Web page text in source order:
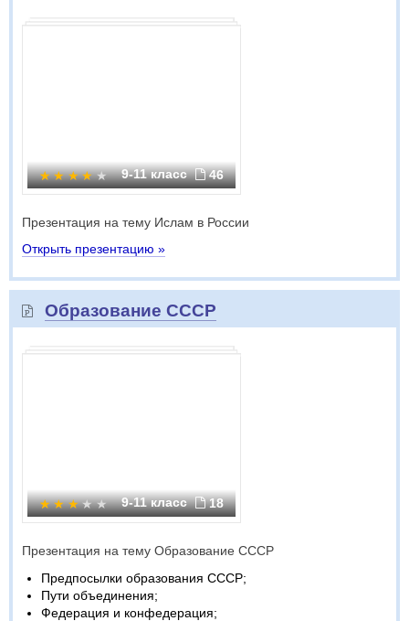
9-11 класс 46
Презентация на тему Ислам в России
Открыть презентацию »
Образование СССР
9-11 класс 18
Презентация на тему Образование СССР
Предпосылки образования СССР;
Пути объединения;
Федерация и конфедерация;